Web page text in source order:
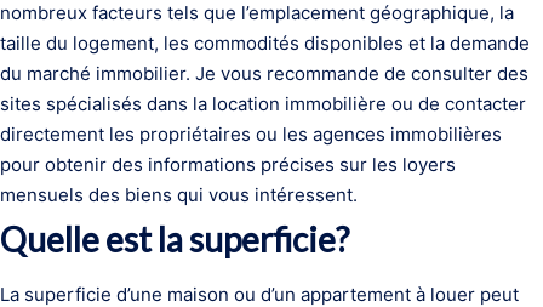
nombreux facteurs tels que l’emplacement géographique, la
taille du logement, les commodités disponibles et la demande
du marché immobilier. Je vous recommande de consulter des
sites spécialisés dans la location immobilière ou de contacter
directement les propriétaires ou les agences immobilières
pour obtenir des informations précises sur les loyers
mensuels des biens qui vous intéressent.
Quelle est la superficie?
La superficie d’une maison ou d’un appartement à louer peut